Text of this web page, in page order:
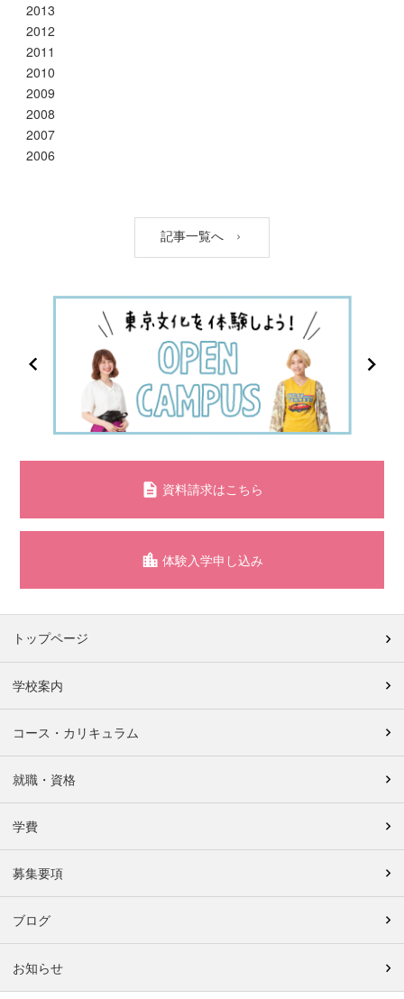
2013
2012
2011
2010
2009
2008
2007
2006
記事一覧へ
資料請求はこちら
体験入学申し込み
トップページ
学校案内
コース・カリキュラム
就職・資格
学費
募集要項
ブログ
お知らせ